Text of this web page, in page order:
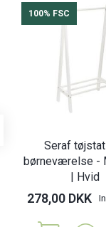
100% FSC
Seraf
børneværelse -
| Hvid
278,00 DKK